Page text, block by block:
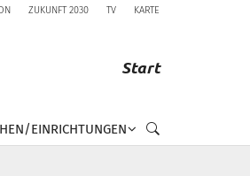
ZUKUNFT 2030 TV KARTE
Start
EINRICHTUNGEN